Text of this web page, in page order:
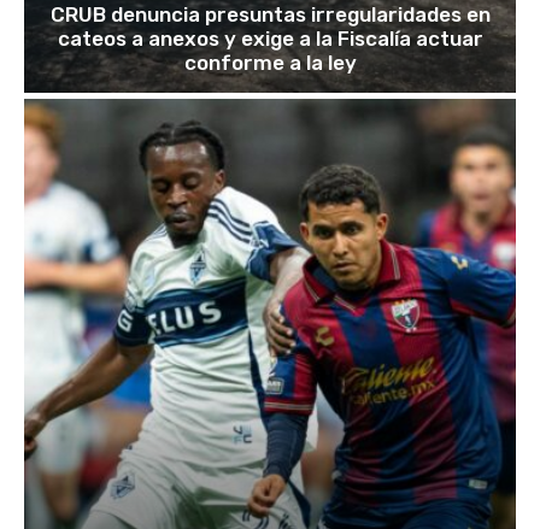
CRUB denuncia presuntas irregularidades en
cateos a anexos y exige a la Fiscalía actuar
conforme a la ley